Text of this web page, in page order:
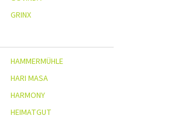
GRINX
HAMMERMÜHLE
HARI MASA
HARMONY
HEIMATGUT